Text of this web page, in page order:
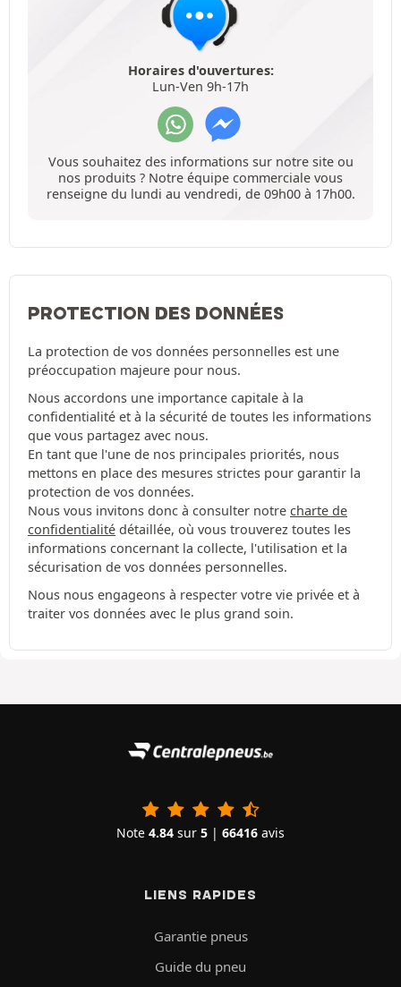
Horaires d'ouvertures:
Lun-Ven 9h-17h
Vous souhaitez des informations sur notre site ou
nos produits ? Notre équipe commerciale vous
renseigne du lundi au vendredi, de 09h00 à 17h00.
PROTECTION DES DONNÉES
La protection de vos données personnelles est une
préoccupation majeure pour nous.
Nous accordons une importance capitale à la
confidentialité et à la sécurité de toutes les informations
que vous partagez avec nous.
En tant que l'une de nos principales priorités, nous
mettons en place des mesures strictes pour garantir la
protection de vos données.
Nous vous invitons donc à consulter notre charte de
confidentialité détaillée, où vous trouverez toutes les
informations concernant la collecte, l'utilisation et la
sécurisation de vos données personnelles.
Nous nous engageons à respecter votre vie privée et à
traiter vos données avec le plus grand soin.
Note 4.84 sur 5 | 66416 avis
LIENS RAPIDES
Garantie pneus
Guide du pneu